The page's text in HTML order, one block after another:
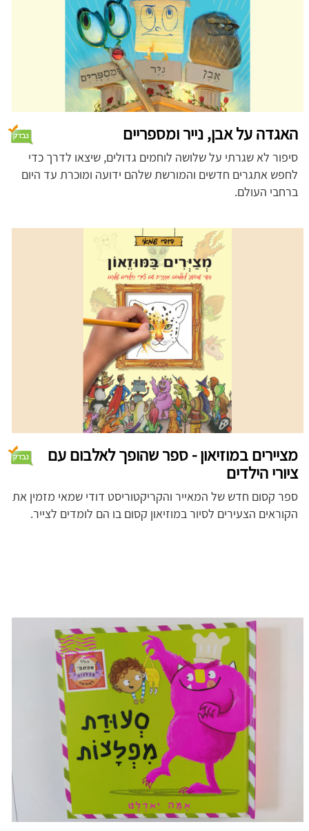
האגדה על אבן, נייר ומספריים
סיפור לא שגרתי על שלושה לוחמים גדולים, שיצאו לדרך כדי
לחפש אתגרים חדשים והמורשת שלהם ידועה ומוכרת עד היום
ברחבי העולם.
מציירים במוזיאון - ספר שהופך לאלבום עם
ציורי הילדים
ספר קסום חדש של המאייר והקריקטוריסט דודי שמאי מזמין את
הקוראים הצעירים לסיור במוזיאון קסום בו הם לומדים לצייר.